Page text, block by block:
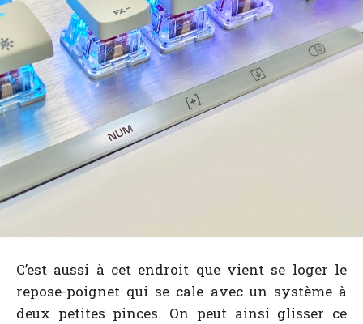
C’est aussi à cet endroit que vient se loger le
repose-poignet qui se cale avec un système à
deux petites pinces. On peut ainsi glisser ce